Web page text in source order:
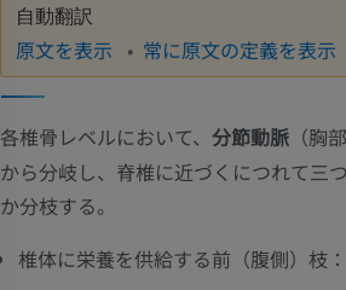
自動翻訳
原文を表示 常に原文の定義を表示
各椎骨レベルにおいて、 分節動脈 （胸
から分岐し、脊椎に近づくにつれて三
か分枝する。
椎体に栄養を供給する前（腹側）枝：